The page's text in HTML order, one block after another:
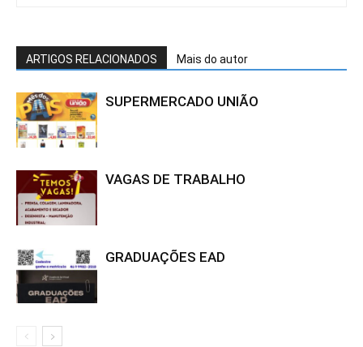
ARTIGOS RELACIONADOS Mais do autor
SUPERMERCADO UNIÃO
VAGAS DE TRABALHO
GRADUAÇÕES EAD